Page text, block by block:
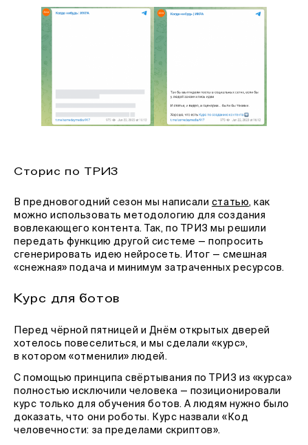
Сторис по ТРИЗ
В предновогодний сезон мы написали статью, как
можно использовать методологию для создания
вовлекающего контента. Так, по ТРИЗ мы решили
передать функцию другой системе — попросить
сгенерировать идею нейросеть. Итог — смешная
«снежная» подача и минимум затраченных ресурсов.
Курс для ботов
Перед чёрной пятницей и Днём открытых дверей
хотелось повеселиться, и мы сделали «курс»,
в котором «отменили» людей.
С помощью принципа свёртывания по ТРИЗ из «курса»
полностью исключили человека — позиционировали
курс только для обучения ботов. А людям нужно было
доказать, что они роботы. Курс назвали «Код
человечности: за пределами скриптов».